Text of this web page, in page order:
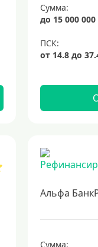
Сумма:
до 15 000 000
Альфа
Сумма: